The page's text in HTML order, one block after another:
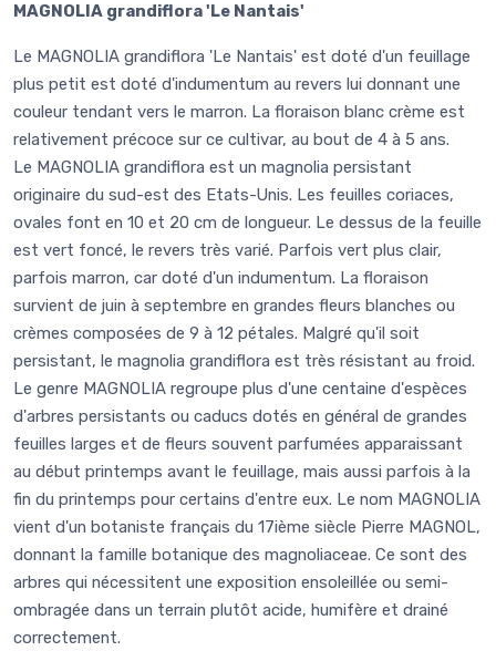
MAGNOLIA grandiflora 'Le Nantais'
Le MAGNOLIA grandiflora 'Le Nantais' est doté d'un feuillage
plus petit est doté d'indumentum au revers lui donnant une
couleur tendant vers le marron. La floraison blanc crème est
relativement précoce sur ce cultivar, au bout de 4 à 5 ans.
Le MAGNOLIA grandiflora est un magnolia persistant
originaire du sud-est des Etats-Unis. Les feuilles coriaces,
ovales font en 10 et 20 cm de longueur. Le dessus de la feuille
est vert foncé, le revers très varié. Parfois vert plus clair,
parfois marron, car doté d'un indumentum. La floraison
survient de juin à septembre en grandes fleurs blanches ou
crèmes composées de 9 à 12 pétales. Malgré qu'il soit
persistant, le magnolia grandiflora est très résistant au froid.
Le genre MAGNOLIA regroupe plus d'une centaine d'espèces
d'arbres persistants ou caducs dotés en général de grandes
feuilles larges et de fleurs souvent parfumées apparaissant
au début printemps avant le feuillage, mais aussi parfois à la
fin du printemps pour certains d'entre eux. Le nom MAGNOLIA
vient d'un botaniste français du 17ième siècle Pierre MAGNOL,
donnant la famille botanique des magnoliaceae. Ce sont des
arbres qui nécessitent une exposition ensoleillée ou semi-
ombragée dans un terrain plutôt acide, humifère et drainé
correctement.